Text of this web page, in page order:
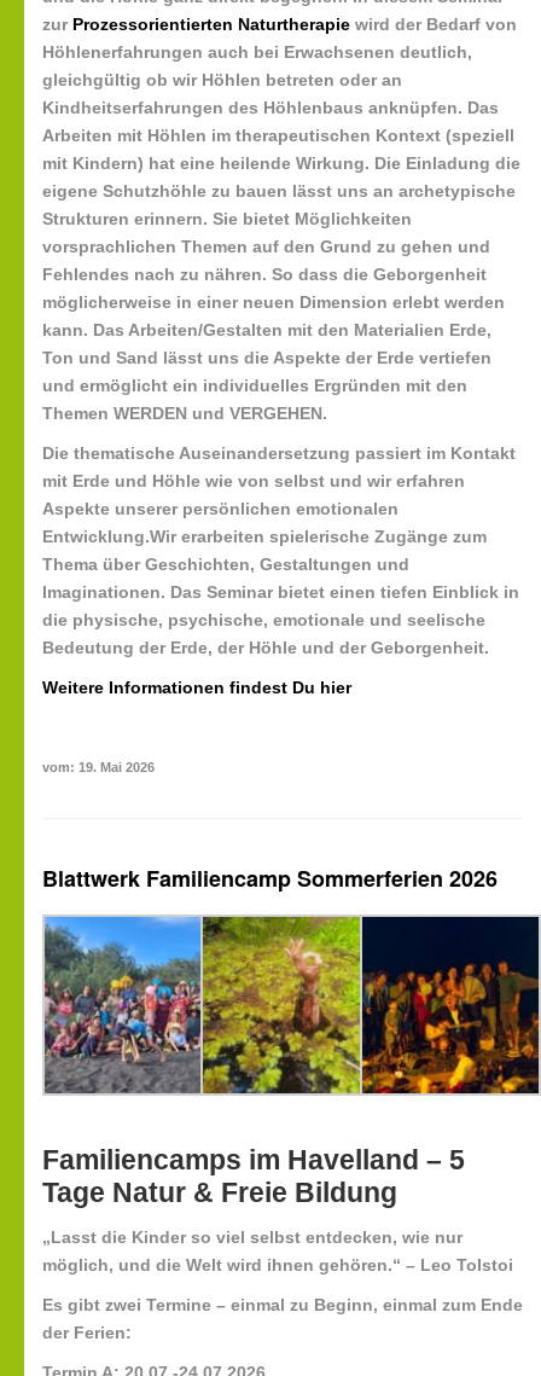
zur Prozessorientierten Naturtherapie wird der Bedarf von
Höhlenerfahrungen auch bei Erwachsenen deutlich,
gleichgültig ob wir Höhlen betreten oder an
Kindheitserfahrungen des Höhlenbaus anknüpfen. Das
Arbeiten mit Höhlen im therapeutischen Kontext (speziell
mit Kindern) hat eine heilende Wirkung. Die Einladung die
eigene Schutzhöhle zu bauen lässt uns an archetypische
Strukturen erinnern. Sie bietet Möglichkeiten
vorsprachlichen Themen auf den Grund zu gehen und
Fehlendes nach zu nähren. So dass die Geborgenheit
möglicherweise in einer neuen Dimension erlebt werden
kann. Das Arbeiten/Gestalten mit den Materialien Erde,
Ton und Sand lässt uns die Aspekte der Erde vertiefen
und ermöglicht ein individuelles Ergründen mit den
Themen WERDEN und VERGEHEN.
Die thematische Auseinandersetzung passiert im Kontakt
mit Erde und Höhle wie von selbst und wir erfahren
Aspekte unserer persönlichen emotionalen
Entwicklung.Wir erarbeiten spielerische Zugänge zum
Thema über Geschichten, Gestaltungen und
Imaginationen. Das Seminar bietet einen tiefen Einblick in
die physische, psychische, emotionale und seelische
Bedeutung der Erde, der Höhle und der Geborgenheit.
Weitere Informationen findest Du hier
vom: 19. Mai 2026
Blattwerk Familiencamp Sommerferien 2026
Familiencamps im Havelland – 5
Tage Natur & Freie Bildung
„Lasst die Kinder so viel selbst entdecken, wie nur
möglich, und die Welt wird ihnen gehören.“ – Leo Tolstoi
Es gibt zwei Termine – einmal zu Beginn, einmal zum Ende
der Ferien:
Termin A: 20.07.-24.07.2026